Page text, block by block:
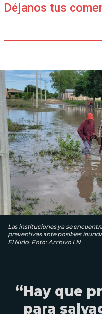
Déjanos tus
Las instituciones ya se
preventivas ante posibles
El Niño. Foto: Archivo LN
“Hay que
para